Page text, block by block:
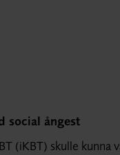
social ångest
(iKBT) skulle kunna